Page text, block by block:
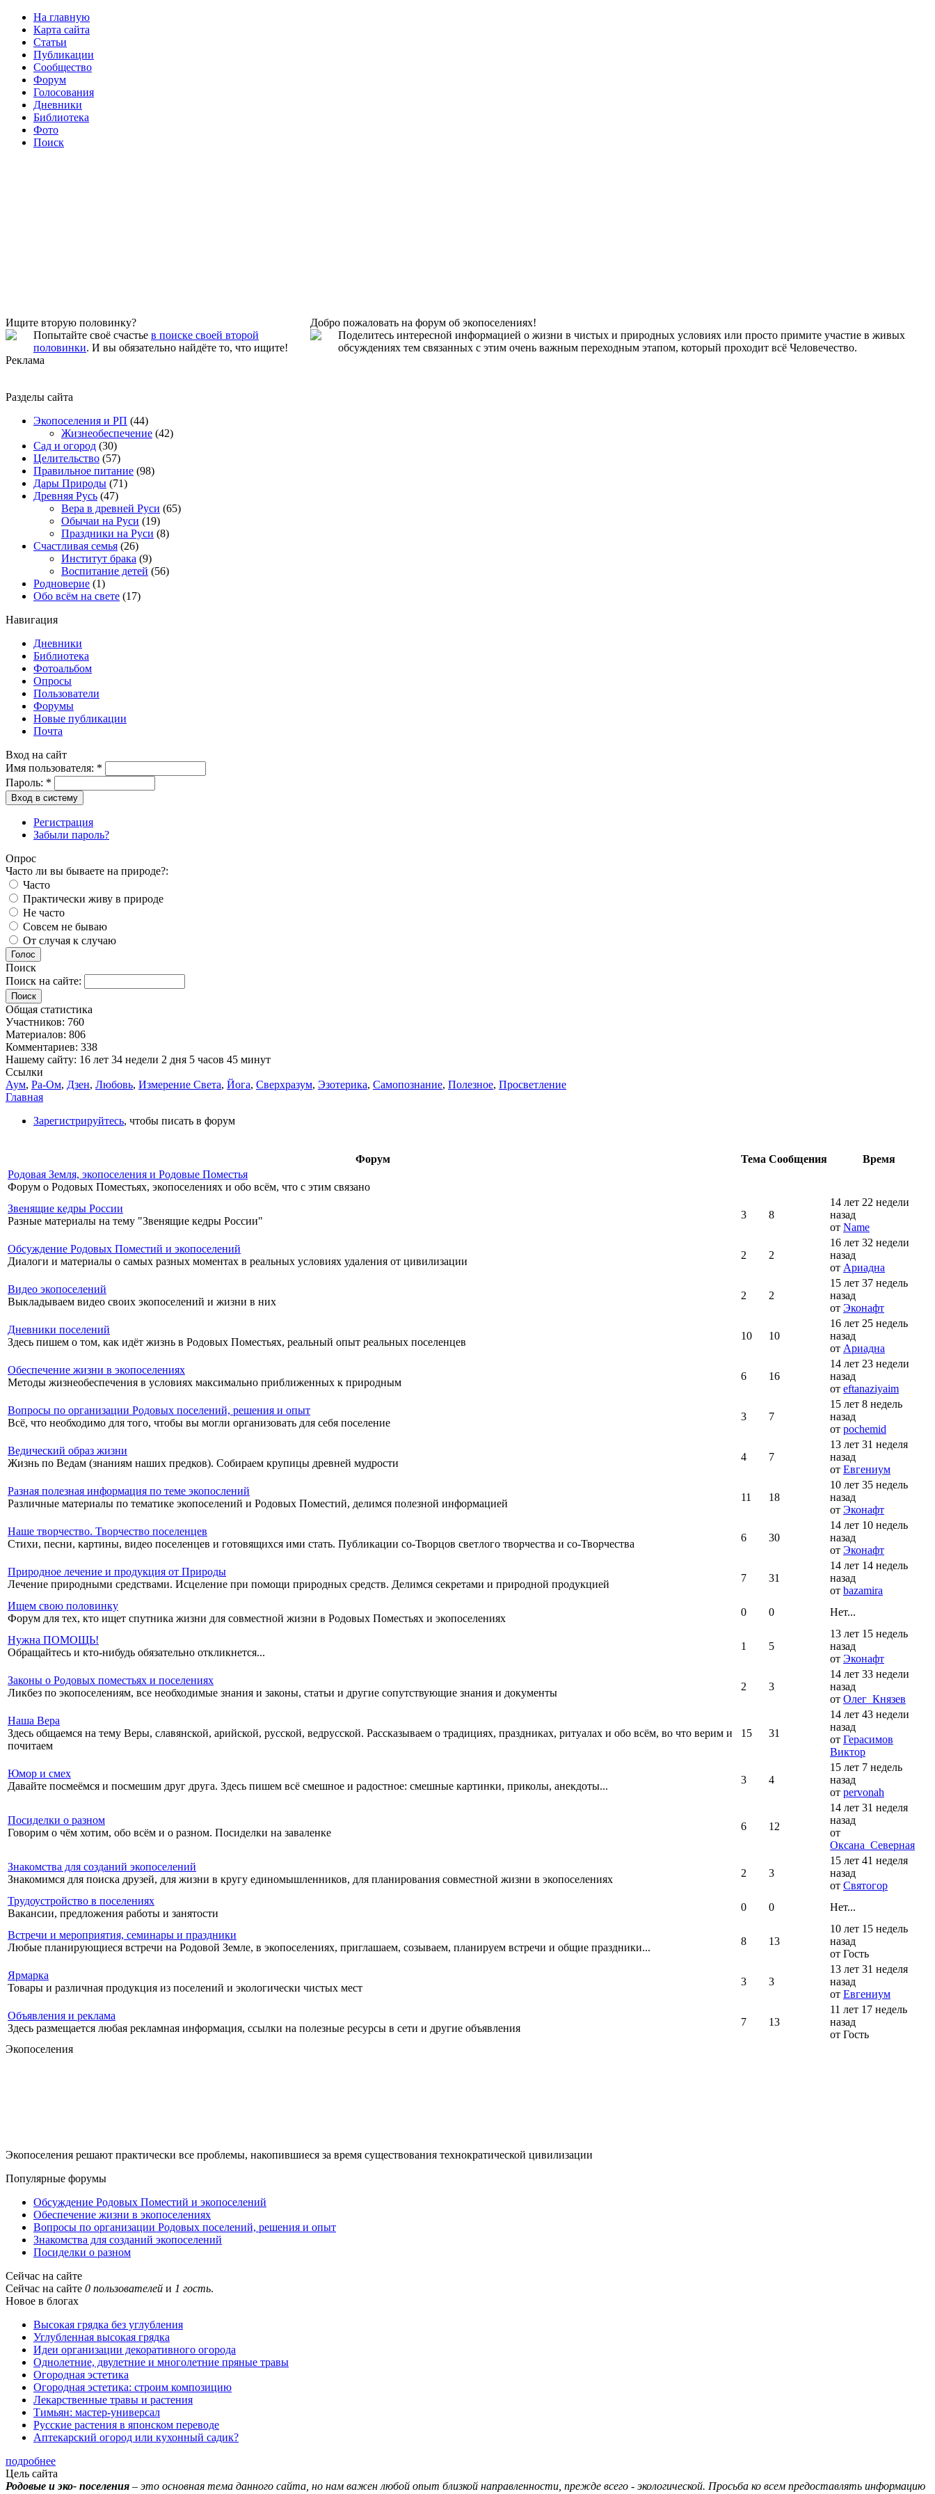
На главную
Карта сайта
Статьи
Публикации
Сообщество
Форум
Голосования
Дневники
Библиотека
Фото
Поиск
Ищите вторую половинку?
Попытайте своё счастье в поиске своей второй
половинки. И вы обязательно найдёте то, что ищите!
Добро пожаловать на форум об экопоселениях!
Поделитесь интересной информацией о жизни в чистых и природных условиях или просто примите участие в живых
обсуждениях тем связанных с этим очень важным переходным этапом, который проходит всё Человечество.
Реклама
Разделы сайта
Экопоселения и РП (44)
Жизнеобеспечение (42)
Сад и огород (30)
Целительство (57)
Правильное питание (98)
Дары Природы (71)
Древняя Русь (47)
Вера в древней Руси (65)
Обычаи на Руси (19)
Праздники на Руси (8)
Счастливая семья (26)
Институт брака (9)
Воспитание детей (56)
Родноверие (1)
Обо всём на свете (17)
Навигация
Дневники
Библиотека
Фотоальбом
Опросы
Пользователи
Форумы
Новые публикации
Почта
Вход на сайт
Имя пользователя: *
Пароль: *
Вход в систему
Регистрация
Забыли пароль?
Опрос
Часто ли вы бываете на природе?:
Часто
Практически живу в природе
Не часто
Совсем не бываю
От случая к случаю
Голос
Поиск
Поиск на сайте:
Поиск
Общая статистика
Участников: 760
Материалов: 806
Комментариев: 338
Нашему сайту: 16 лет 34 недели 2 дня 5 часов 45 минут
Ссылки
Аум, Ра-Ом, Дзен, Любовь, Измерение Света, Йога, Сверхразум, Эзотерика, Самопознание, Полезное, Просветление
Главная
Зарегистрируйтесь, чтобы писать в форум
Форум Тема Сообщения
Время
Родовая Земля, экопоселения и Родовые Поместья
Форум о Родовых Поместьях, экопоселениях и обо всём, что с этим связано
Звенящие кедры России
Разные материалы на тему "Звенящие кедры России"
3 8
14 лет 22 недели
назад
от Name
Обсуждение Родовых Поместий и экопоселений
Диалоги и материалы о самых разных моментах в реальных условиях удаления от цивилизации
2 2
16 лет 32 недели
назад
от Ариадна
Видео экопоселений
Выкладываем видео своих экопоселений и жизни в них
2 2
15 лет 37 недель
назад
от Эконафт
Дневники поселений
Здесь пишем о том, как идёт жизнь в Родовых Поместьях, реальный опыт реальных поселенцев
10 10
16 лет 25 недель
назад
от Ариадна
Обеспечение жизни в экопоселениях
Методы жизнеобеспечения в условиях максимально приближенных к природным
6 16
14 лет 23 недели
назад
от eftanaziyaim
Вопросы по организации Родовых поселений, решения и опыт
Всё, что необходимо для того, чтобы вы могли организовать для себя поселение
3 7
15 лет 8 недель
назад
от pochemid
Ведический образ жизни
Жизнь по Ведам (знаниям наших предков). Собираем крупицы древней мудрости
4 7
13 лет 31 неделя
назад
от Евгениум
Разная полезная информация по теме экопослений
Различные материалы по тематике экопоселений и Родовых Поместий, делимся полезной информацией
11 18
10 лет 35 недель
назад
от Эконафт
Наше творчество. Творчество поселенцев
Стихи, песни, картины, видео поселенцев и готовящихся ими стать. Публикации со-Творцов светлого творчества и со-Творчества
6 30
14 лет 10 недель
назад
от Эконафт
Природное лечение и продукция от Природы
Лечение природными средствами. Исцеление при помощи природных средств. Делимся секретами и природной продукцией
7 31
14 лет 14 недель
назад
от bazamira
Ищем свою половинку
Форум для тех, кто ищет спутника жизни для совместной жизни в Родовых Поместьях и экопоселениях
0 0 Нет...
Нужна ПОМОЩЬ!
Обращайтесь и кто-нибудь обязательно откликнется...
1 5
13 лет 15 недель
назад
от Эконафт
Законы о Родовых поместьях и поселениях
Ликбез по экопоселениям, все необходимые знания и законы, статьи и другие сопутствующие знания и документы
2 3
14 лет 33 недели
назад
от Олег_Князев
Наша Вера
Здесь общаемся на тему Веры, славянской, арийской, русской, ведрусской. Рассказываем о традициях, праздниках, ритуалах и обо всём, во что верим и
почитаем
15 31
14 лет 43 недели
назад
от Герасимов
Виктор
Юмор и смех
Давайте посмеёмся и посмешим друг друга. Здесь пишем всё смешное и радостное: смешные картинки, приколы, анекдоты...
3 4
15 лет 7 недель
назад
от pervonah
Посиделки о разном
Говорим о чём хотим, обо всём и о разном. Посиделки на заваленке
6 12
14 лет 31 неделя
назад
от
Оксана_Северная
Знакомства для созданий экопоселений
Знакомимся для поиска друзей, для жизни в кругу единомышленников, для планирования совместной жизни в экопоселениях
2 3
15 лет 41 неделя
назад
от Святогор
Трудоустройство в поселениях
Вакансии, предложения работы и занятости
0 0 Нет...
Встречи и мероприятия, семинары и праздники
Любые планирующиеся встречи на Родовой Земле, в экопоселениях, приглашаем, созываем, планируем встречи и общие праздники...
8 13
10 лет 15 недель
назад
от Гость
Ярмарка
Товары и различная продукция из поселений и экологически чистых мест
3 3
13 лет 31 неделя
назад
от Евгениум
Объявления и реклама
Здесь размещается любая рекламная информация, ссылки на полезные ресурсы в сети и другие объявления
7 13
11 лет 17 недель
назад
от Гость
Экопоселения
Экопоселения решают практически все проблемы, накопившиеся за время существования технократической цивилизации
Популярные форумы
Обсуждение Родовых Поместий и экопоселений
Обеспечение жизни в экопоселениях
Вопросы по организации Родовых поселений, решения и опыт
Знакомства для созданий экопоселений
Посиделки о разном
Сейчас на сайте
Сейчас на сайте 0 пользователей и 1 гость.
Новое в блогах
Высокая грядка без углубления
Углубленная высокая грядка
Идеи организации декоративного огорода
Однолетние, двулетние и многолетние пряные травы
Огородная эстетика
Огородная эстетика: строим композицию
Лекарственные травы и растения
Тимьян: мастер-универсал
Русские растения в японском переводе
Аптекарский огород или кухонный садик?
подробнее
Цель сайта
Родовые и эко- поселения – это основная тема данного сайта, но нам важен любой опыт близкой направленности, прежде всего - экологической. Просьба ко всем предоставлять информацию